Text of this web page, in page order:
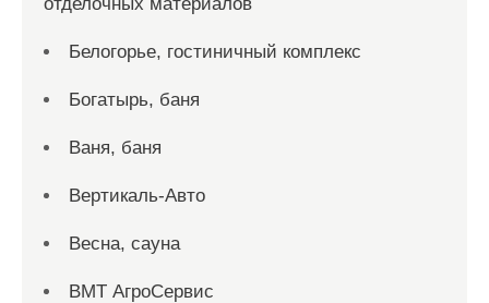
Белогорье, гостиничный комплекс
Богатырь, баня
Ваня, баня
Вертикаль-Авто
Весна, сауна
ВМТ АгроСервис